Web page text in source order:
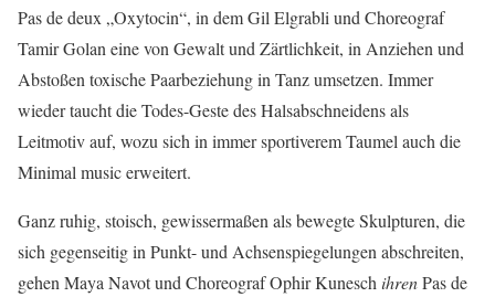
Pas de deux „Oxytocin“, in dem Gil Elgrabli und Choreograf
Tamir Golan eine von Gewalt und Zärtlichkeit, in Anziehen und
Abstoßen toxische Paarbeziehung in Tanz umsetzen. Immer
wieder taucht die Todes-Geste des Halsabschneidens als
Leitmotiv auf, wozu sich in immer sportiverem Taumel auch die
Minimal music erweitert.
Ganz ruhig, stoisch, gewissermaßen als bewegte Skulpturen, die
sich gegenseitig in Punkt- und Achsenspiegelungen abschreiten,
gehen Maya Navot und Choreograf Ophir Kunesch ihrenPas de